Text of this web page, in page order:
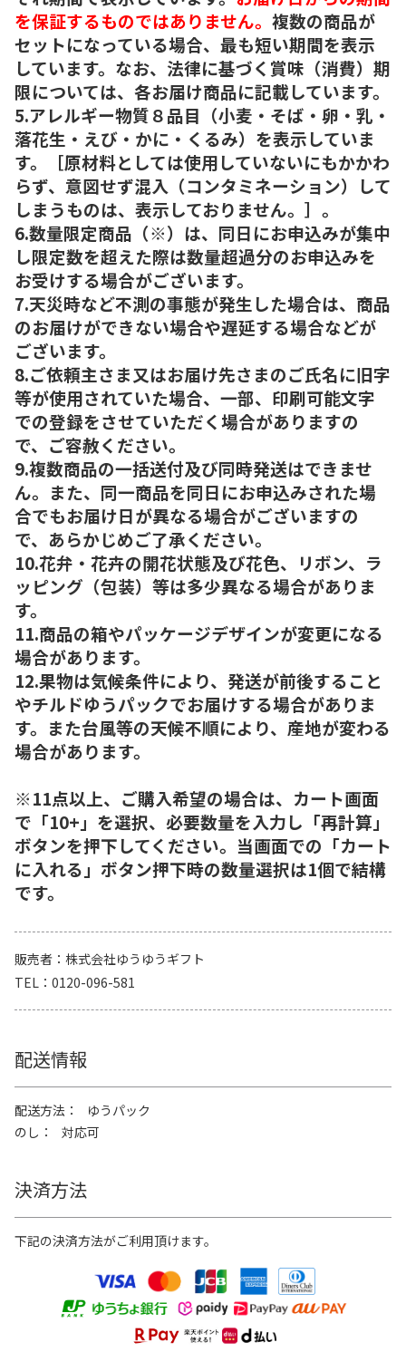
を保証するものではありません。 複数の商品が
セットになっている場合、最も短い期間を表示
しています。なお、法律に基づく賞味（消費）期
限については、各お届け商品に記載しています。
5.アレルギー物質８品目（小麦・そば・卵・乳・
落花生・えび・かに・くるみ）を表示していま
す。［原材料としては使用していないにもかかわ
らず、意図せず混入（コンタミネーション）して
しまうものは、表示しておりません。］。
6.数量限定商品（※）は、同日にお申込みが集中
し限定数を超えた際は数量超過分のお申込みを
お受けする場合がございます。
7.天災時など不測の事態が発生した場合は、商品
のお届けができない場合や遅延する場合などが
ございます。
8.ご依頼主さま又はお届け先さまのご氏名に旧字
等が使用されていた場合、一部、印刷可能文字
での登録をさせていただく場合がありますの
で、ご容赦ください。
9.複数商品の一括送付及び同時発送はできませ
ん。また、同一商品を同日にお申込みされた場
合でもお届け日が異なる場合がございますの
で、あらかじめご了承ください。
10.花弁・花卉の開花状態及び花色、リボン、ラ
ッピング（包装）等は多少異なる場合がありま
す。
11.商品の箱やパッケージデザインが変更になる
場合があります。
12.果物は気候条件により、発送が前後すること
やチルドゆうパックでお届けする場合がありま
す。また台風等の天候不順により、産地が変わる
場合があります。
※11点以上、ご購入希望の場合は、カート画面
で「10+」を選択、必要数量を入力し「再計算」
ボタンを押下してください。当画面での「カート
に入れる」ボタン押下時の数量選択は1個で結構
です。
販売者
株式会社ゆうゆうギフト
TEL
0120-096-581
配送情報
配送方法
ゆうパック
のし
対応可
決済方法
下記の決済方法がご利用頂けます。